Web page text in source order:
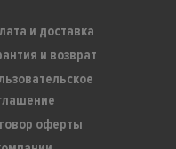
и доставка
и возврат
оферты